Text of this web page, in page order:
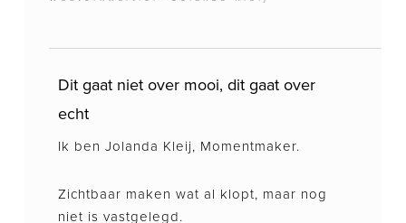
Dit gaat niet over mooi, dit gaat over
echt
Ik ben Jolanda Kleij, Momentmaker.
Zichtbaar maken wat al klopt, maar nog
niet is vastgelegd.